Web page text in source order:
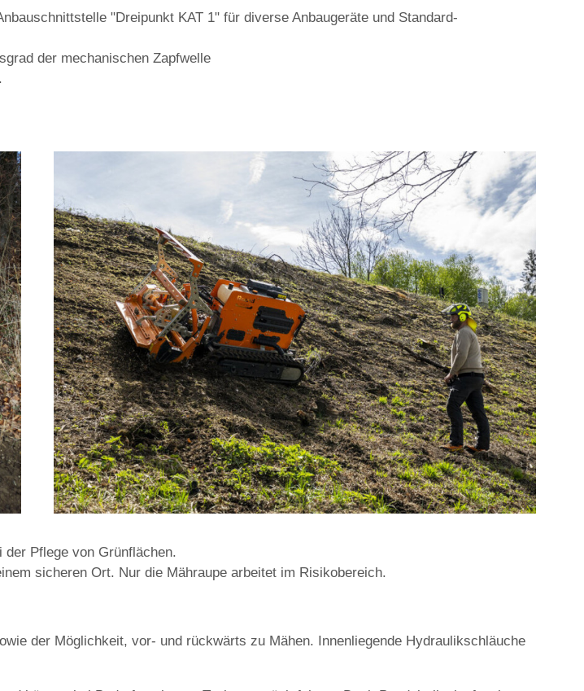
"Dreipunkt KAT 1" für diverse Anbaugeräte und Standard-
der mechanischen Zapfwelle
der Pflege von Grünflächen.
sicheren Ort. Nur die Mähraupe arbeitet im Risikobereich.
der Möglichkeit, vor- und rückwärts zu Mähen. Innenliegende Hydraulikschläuche